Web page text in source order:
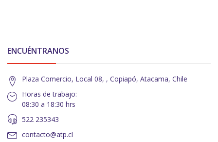
ENCUÉNTRANOS
Plaza Comercio, Local 08, , Copiapó, Atacama, Chile
Horas de trabajo:
08:30 a 18:30 hrs
522 235343
contacto@atp.cl